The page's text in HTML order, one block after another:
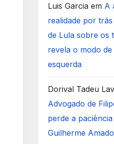
Luis Garciaem A
realidade por trás
de Lula sobre os
revela o modo
esquerda
Dorival Tadeu
Advogado de
perde a
Guilherme